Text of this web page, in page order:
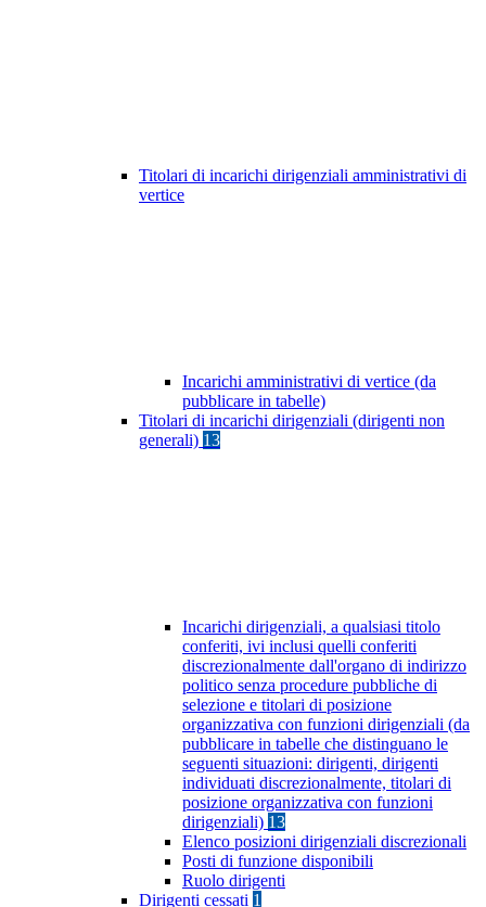
Titolari di incarichi dirigenziali amministrativi di
vertice
Incarichi amministrativi di vertice (da
pubblicare in tabelle)
Titolari di incarichi dirigenziali (dirigenti non
generali) 13
Incarichi dirigenziali, a qualsiasi titolo
conferiti, ivi inclusi quelli conferiti
discrezionalmente dall'organo di indirizzo
politico senza procedure pubbliche di
selezione e titolari di posizione
organizzativa con funzioni dirigenziali (da
pubblicare in tabelle che distinguano le
seguenti situazioni: dirigenti, dirigenti
individuati discrezionalmente, titolari di
posizione organizzativa con funzioni
dirigenziali) 13
Elenco posizioni dirigenziali discrezionali
Posti di funzione disponibili
Ruolo dirigenti
Dirigenti cessati 1